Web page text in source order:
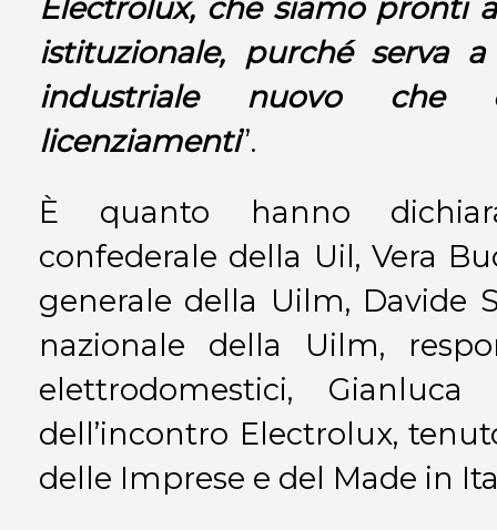
Electrolux, che siamo pronti
istituzionale, purché serva
industriale nuovo che
licenziamenti”.
È quanto hanno
confederale della Uil, Vera
generale della Uilm, Davide
nazionale della Uilm,
elettrodomestici,
dell’incontro Electrolux,
delle Imprese e del Made in